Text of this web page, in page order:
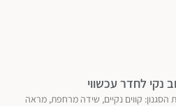
נקי לחדר עכשווי
קווים נקיים, שידה מרחפת, מראה